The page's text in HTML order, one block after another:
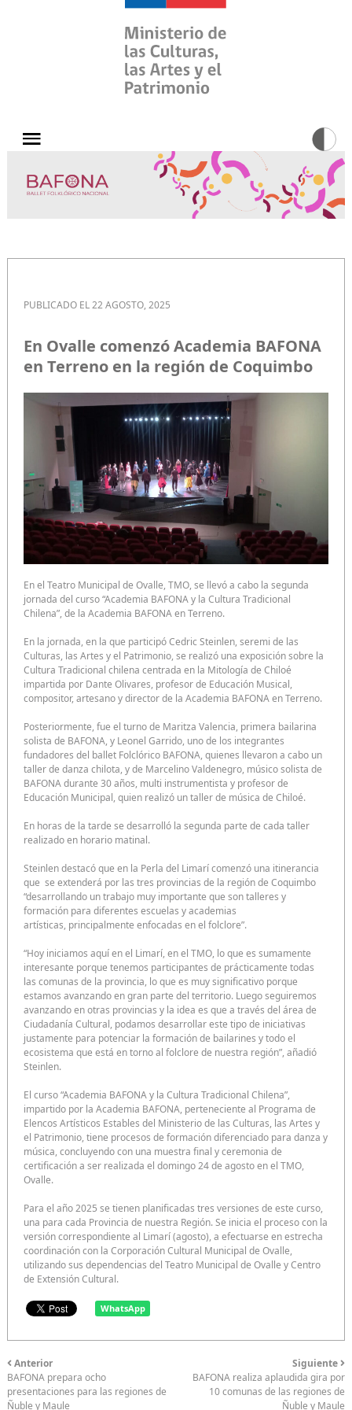
PUBLICADO EL 22 AGOSTO, 2025
En Ovalle comenzó Academia BAFONA
en Terreno en la región de Coquimbo
En el Teatro Municipal de Ovalle, TMO, se llevó a cabo la segunda
jornada del curso “Academia BAFONA y la Cultura Tradicional
Chilena”, de la Academia BAFONA en Terreno.
En la jornada, en la que participó Cedric Steinlen, seremi de las
Culturas, las Artes y el Patrimonio, se realizó una exposición sobre la
Cultura Tradicional chilena centrada en la Mitología de Chiloé
impartida por Dante Olivares, profesor de Educación Musical,
compositor, artesano y director de la Academia BAFONA en Terreno.
Posteriormente, fue el turno de Maritza Valencia, primera bailarina
solista de BAFONA, y Leonel Garrido, uno de los integrantes
fundadores del ballet Folclórico BAFONA, quienes llevaron a cabo un
taller de danza chilota, y de Marcelino Valdenegro, músico solista de
BAFONA durante 30 años, multi instrumentista y profesor de
Educación Municipal, quien realizó un taller de música de Chiloé.
En horas de la tarde se desarrolló la segunda parte de cada taller
realizado en horario matinal.
Steinlen destacó que en la Perla del Limarí comenzó una itinerancia
que se extenderá por las tres provincias de la región de Coquimbo
“desarrollando un trabajo muy importante que son talleres y
formación para diferentes escuelas y academias
artísticas, principalmente enfocadas en el folclore”.
“Hoy iniciamos aquí en el Limarí, en el TMO, lo que es sumamente
interesante porque tenemos participantes de prácticamente todas
las comunas de la provincia, lo que es muy significativo porque
estamos avanzando en gran parte del territorio. Luego seguiremos
avanzando en otras provincias y la idea es que a través del área de
Ciudadanía Cultural, podamos desarrollar este tipo de iniciativas
justamente para potenciar la formación de bailarines y todo el
ecosistema que está en torno al folclore de nuestra región”, añadió
Steinlen.
El curso “Academia BAFONA y la Cultura Tradicional Chilena”,
impartido por la Academia BAFONA, perteneciente al Programa de
Elencos Artísticos Estables del Ministerio de las Culturas, las Artes y
el Patrimonio, tiene procesos de formación diferenciado para danza y
música, concluyendo con una muestra final y ceremonia de
certificación a ser realizada el domingo 24 de agosto en el TMO,
Ovalle.
Para el año 2025 se tienen planificadas tres versiones de este curso,
una para cada Provincia de nuestra Región. Se inicia el proceso con la
versión correspondiente al Limarí (agosto), a efectuarse en estrecha
coordinación con la Corporación Cultural Municipal de Ovalle,
utilizando sus dependencias del Teatro Municipal de Ovalle y Centro
de Extensión Cultural.
WhatsApp
Anterior
BAFONA prepara ocho
presentaciones para las regiones de
Ñuble y Maule
Siguiente
BAFONA realiza aplaudida gira por
10 comunas de las regiones de
Ñuble y Maule